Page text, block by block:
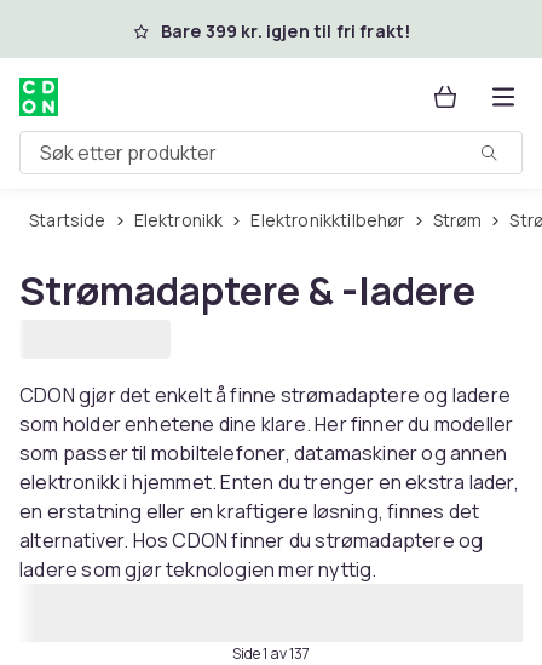
Hopp til hovedinnholdBare 399 kr. igjen til fri frakt!
Søk etter produkter
Startside Elektronikk Elektronikktilbehør Strøm
Strømadaptere & -ladere
CDON gjør det enkelt å finne strømadaptere og ladere
som holder enhetene dine klare. Her finner du modeller
som passer til mobiltelefoner, datamaskiner og annen
elektronikk i hjemmet. Enten du trenger en ekstra lader,
en erstatning eller en kraftigere løsning, finnes det
alternativer. Hos CDON finner du strømadaptere og
ladere som gjør teknologien mer nyttig.
Side 1 av 137